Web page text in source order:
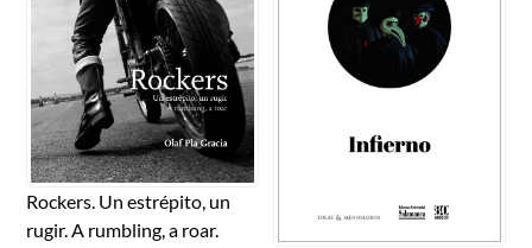
Rockers. Un estrépito, un
rugir. A rumbling, a roar.